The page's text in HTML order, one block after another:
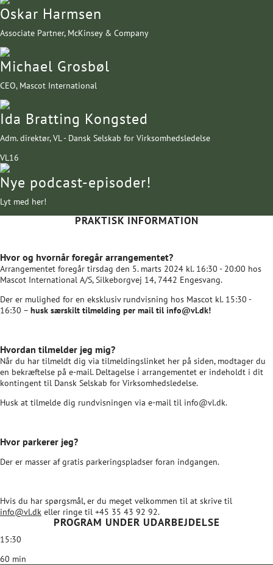
Oskar Harmsen
Associate Partner, McKinsey & Company
Michael Grosbøl
CEO, Mascot International
Ida Bratting Kongsted
Adm. direktør, VL - Dansk Selskab for Virksomhedsledelse
VL16
Nye podcast-episoder!
Lyt med her!
PRAKTISK INFORMATION
Hvor og hvornår foregår arrangementet?
Arrangementet foregår tirsdag den 5. marts 2024 kl. 16:30 - 20:00 hos
Mascot International A/S, Silkeborgvej 14, 7442 Engesvang.
Der er mulighed for en eksklusiv rundvisning hos Mascot kl. 15:30 -
16:30 – husk særskilt tilmelding per mail til info@vl.dk!
Hvordan tilmelder jeg mig?
Når du har tilmeldt dig via tilmeldingslinket her på siden, modtager du
en bekræftelse på e-mail. Deltagelse i arrangementet er indeholdt i dit
kontingent til Dansk Selskab for Virksomhedsledelse.
Husk at tilmelde dig rundvisningen via e-mail til info@vl.dk.
Hvor parkerer jeg?
Der er masser af gratis parkeringspladser foran indgangen.
Hvis du har spørgsmål, er du meget velkommen til at skrive til
info@vl.dk eller ringe til +45 35 43 92 92.
PROGRAM UNDER UDARBEJDELSE
15:30
60 min